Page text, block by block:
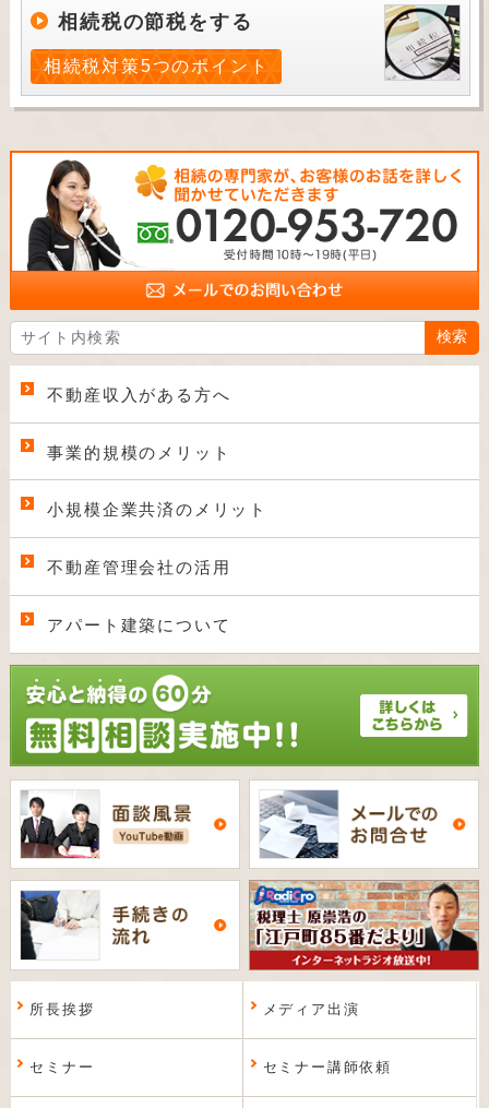
相続税の節税をする
相続税対策5つのポイント
不動産収入がある方へ
事業的規模のメリット
小規模企業共済のメリット
不動産管理会社の活用
アパート建築について
所長挨拶 メディア出演
セミナー セミナー講師依頼